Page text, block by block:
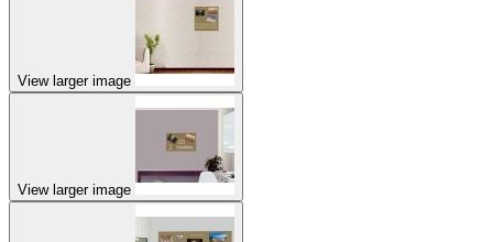
View larger image
View larger image